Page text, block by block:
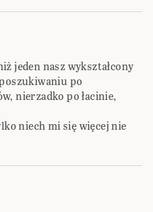
jeden nasz wykształcony
po
nierzadko po łacinie,
niech mi się więcej nie